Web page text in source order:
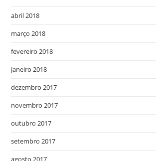
abril 2018
março 2018
fevereiro 2018
janeiro 2018
dezembro 2017
novembro 2017
outubro 2017
setembro 2017
agosto 2017